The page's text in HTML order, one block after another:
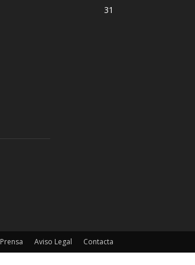
31
Prensa Aviso Legal Contacta